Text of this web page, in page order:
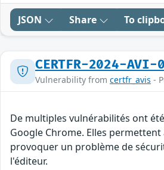
JSON Share To
CERTFR-2024-AVI-
Vulnerability from certfr_avis -
De multiples vulnérabilités ont
Google Chrome. Elles
provoquer un problème de
l'éditeur.